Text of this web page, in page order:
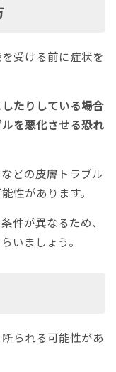
受ける前に症状を
たりしている場合
を悪化させる恐れ
どの皮膚トラブル
性があります。
件が異なるため、
いましょう。
られる可能性があ